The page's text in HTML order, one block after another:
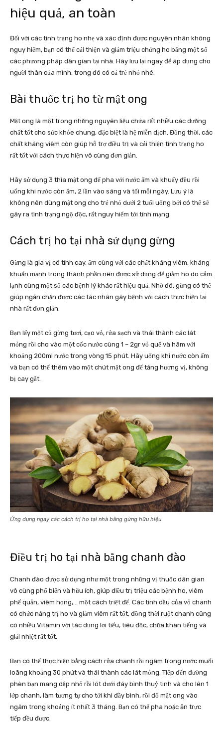
hiệu quả, an toàn
Đối với các tình trạng ho nhẹ và xác định được nguyên nhân không
nguy hiểm, bạn có thể cải thiện và giảm triệu chứng ho bằng một số
các phương pháp dân gian tại nhà. Hãy lưu lại ngay để áp dụng cho
người thân của mình, trong đó có cả trẻ nhỏ nhé.
Bài thuốc trị ho từ mật ong
Mật ong là một trong những nguyên liệu chứa rất nhiều các dưỡng
chất tốt cho sức khỏe chung, đặc biệt là hệ miễn dịch. Đồng thời, các
chất kháng viêm còn giúp hỗ trợ điều trị và cải thiện tình trạng ho
rất tốt với cách thực hiện vô cùng đơn giản.
Hãy sử dụng 3 thìa mật ong để pha với nước ấm và khuấy đều rồi
uống khi nước còn ấm, 2 lần vào sáng và tối mỗi ngày. Lưu ý là
không nên dùng mật ong cho trẻ nhỏ dưới 2 tuổi uống bởi có thể sẽ
gây ra tình trạng ngộ độc, rất nguy hiểm tới tính mạng.
Cách trị ho tại nhà sử dụng gừng
Gừng là gia vị có tính cay, ấm cùng với các chất kháng viêm, kháng
khuẩn mạnh trong thành phần nên được sử dụng để giảm ho do cảm
lạnh cùng một số các bệnh lý khác rất hiệu quả. Nhờ đó, gừng có thể
giúp ngăn chặn được các tác nhân gây bệnh với cách thực hiện tại
nhà rất đơn giản.
Bạn lấy một củ gừng tươi, cạo vỏ, rửa sạch và thái thành các lát
mỏng rồi cho vào một cốc nước cùng 1 – 2gr vỏ quế và hãm với
khoảng 200ml nước trong vòng 15 phút. Hãy uống khi nước còn ấm
và bạn có thể thêm vào một chút mật ong để tăng hương vị, không
bị cay gắt.
Ứng dụng ngay các cách trị ho tại nhà bằng gừng hữu hiệu
Điều trị ho tại nhà bằng chanh đào
Chanh đào được sử dụng như một trong những vị thuốc dân gian
vô cùng phổ biến và hữu ích, giúp điều trị triệu các bệnh ho, viêm
phế quản, viêm họng,… một cách triệt để. Các tinh dầu của vỏ chanh
có chức năng trị ho và giảm viêm rất tốt, đồng thời ruột chanh cũng
có nhiều Vitamin với tác dụng lợi tiểu, tiêu độc, chữa khàn tiếng và
giải nhiệt rất tốt.
Bạn có thể thực hiện bằng cách rửa chanh rồi ngâm trong nước muối
loãng khoảng 30 phút và thái thành các lát mỏng. Tiếp đến đường
phèn bạn mang dập nhỏ rồi lót dưới đáy bình thuỷ tinh và cho lên 1
lớp chanh, làm tương tự cho tới khi đầy bình, rồi đổ mật ong vào
ngâm trong khoảng ít nhất 3 tháng. Bạn có thể pha hoặc ăn trực
tiếp đều được.